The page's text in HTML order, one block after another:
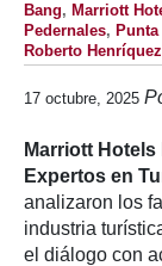
Bang, Marriott
Pedernales,
Roberto Henríquez
17 octubre, 2025
Marriott Hotels
Expertos en
analizaron los
industria
el diálogo con